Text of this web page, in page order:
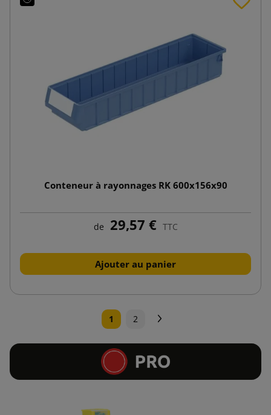
Conteneur à rayonnages RK 600x156x90
de 29,57 € TTC
Ajouter au panier
1 2